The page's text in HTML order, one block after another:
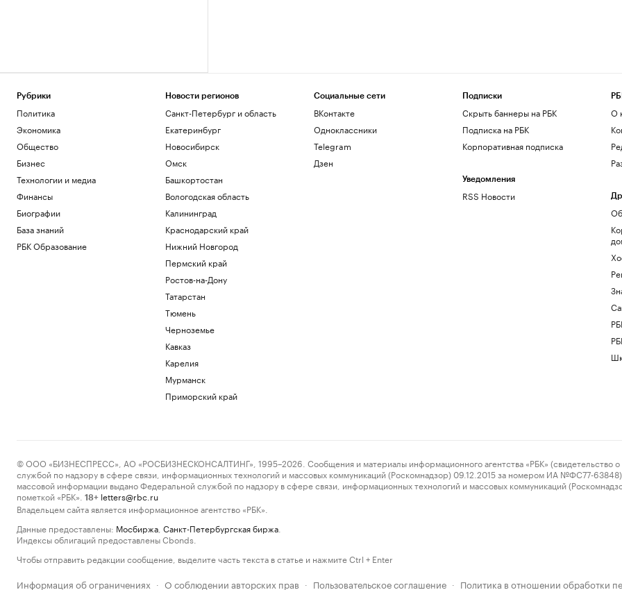
Рубрики
Политика
Экономика
Общество
Бизнес
Технологии и медиа
Финансы
Биографии
База знаний
РБК Образование
Новости регионов
Санкт-Петербург и область
Екатеринбург
Новосибирск
Омск
Башкортостан
Вологодская область
Калининград
Краснодарский край
Нижний Новгород
Пермский край
Ростов-на-Дону
Татарстан
Тюмень
Черноземье
Кавказ
Карелия
Мурманск
Приморский край
Социальные сети
ВКонтакте
Одноклассники
Telegram
Дзен
Подписки
Скрыть баннеры на РБК
Подписка на РБК
Корпоративная подписка
Уведомления
RSS Новости
О
© ООО «БИЗНЕСПРЕСС», АО «РОСБИЗНЕСКОНСАЛТИНГ», 1995–2026. Сообщения и материалы информационного агентства «РБК» (свидетельство о
службой по надзору в сфере связи, информационных технологий и массовых коммуникаций (Роскомнадзор) 09.12.2015 за номером ИА №ФС77-63848)
массовой информации выдано Федеральной службой по надзору в сфере связи, информационных технологий и массовых коммуникаций
пометкой «РБК».
18+ letters@rbc.ru
Владельцем сайта является информационное агентство «РБК».
Данные предоставлены: Мосбиржа Санкт-Петербургская биржа
Индексы облигаций предоставлены Cbonds.
Чтобы отправить редакции сообщение, выделите часть текста в статье и нажмите Ctrl + Enter
Информация об ограничениях · О соблюдении авторских прав · Пользовательское соглашение · Политика в отношении обработки